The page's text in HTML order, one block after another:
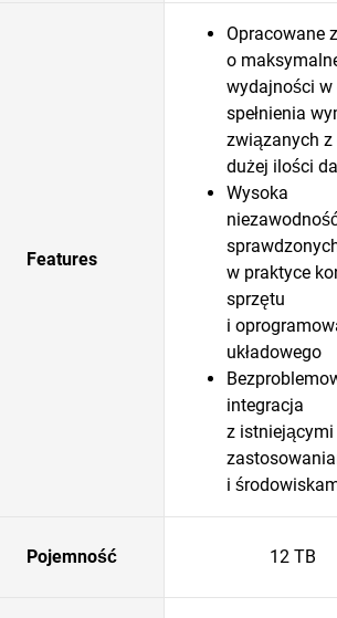
Features
Opracowane
o
wydajności w
spełnienia
związanych z
dużej ilości
Wysoka
w praktyce
sprzętu
i
układowego
integracja
z istniejącymi
i
Pojemność 12 TB